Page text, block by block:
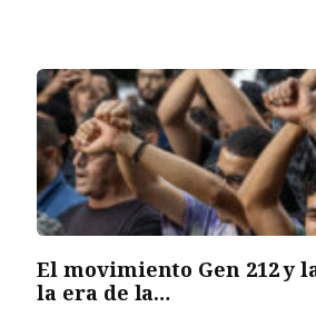
El movimiento Gen 212 y
la era de la…